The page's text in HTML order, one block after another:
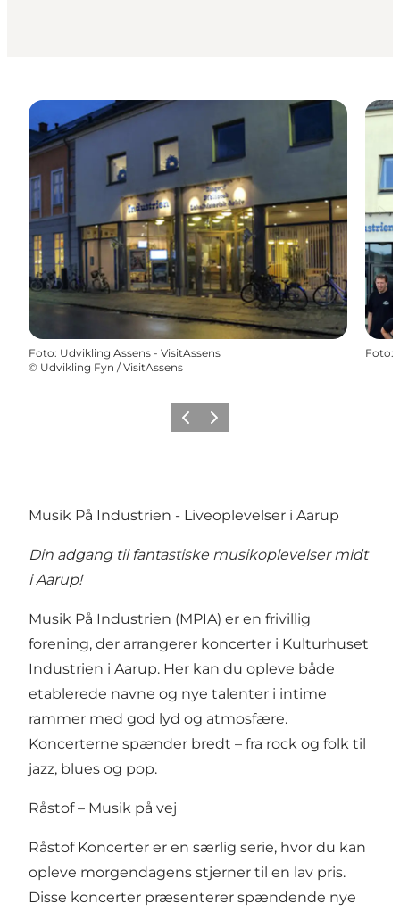
Foto: Udvikling Assens - VisitAssens
© Udvikling Fyn / VisitAssens
Foto:
ForrigeNæste
Musik På Industrien - Liveoplevelser i Aarup
Din adgang til fantastiske musikoplevelser midt
i Aarup!
Musik På Industrien (MPIA) er en frivillig
forening, der arrangerer koncerter i Kulturhuset
Industrien i Aarup. Her kan du opleve både
etablerede navne og nye talenter i intime
rammer med god lyd og atmosfære.
Koncerterne spænder bredt – fra rock og folk til
jazz, blues og pop.
Råstof – Musik på vej
Råstof Koncerter er en særlig serie, hvor du kan
opleve morgendagens stjerner til en lav pris.
Disse koncerter præsenterer spændende nye